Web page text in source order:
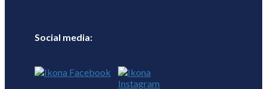
Social media: